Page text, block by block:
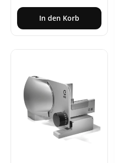
In den Korb